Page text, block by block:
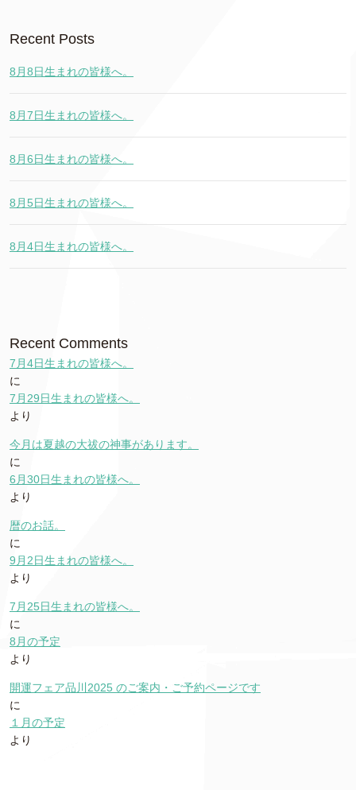
Recent Posts
8月8日生まれの皆様へ。
8月7日生まれの皆様へ。
8月6日生まれの皆様へ。
8月5日生まれの皆様へ。
8月4日生まれの皆様へ。
Recent Comments
7月4日生まれの皆様へ。
に
7月29日生まれの皆様へ。
より
今月は夏越の大祓の神事があります。
に
6月30日生まれの皆様へ。
より
暦のお話。
に
9月2日生まれの皆様へ。
より
7月25日生まれの皆様へ。
に
8月の予定
より
開運フェア品川2025 のご案内・ご予約ページです
に
１月の予定
より